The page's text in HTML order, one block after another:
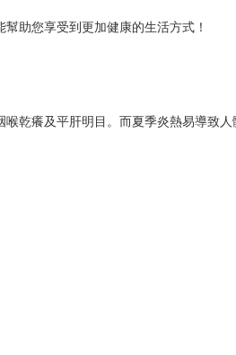
助您享受到更加健康的生活方式！
乾癢及平肝明目。而夏季炎熱易導致